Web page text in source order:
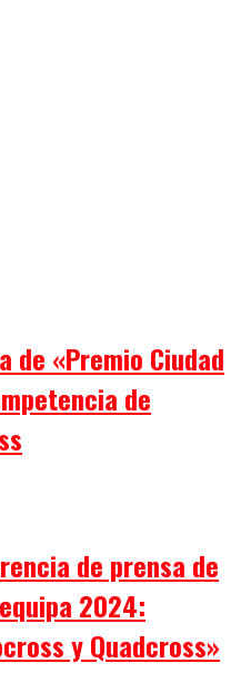
de «Premio Ciudad
de
de prensa de
2024:
y Quadcross»